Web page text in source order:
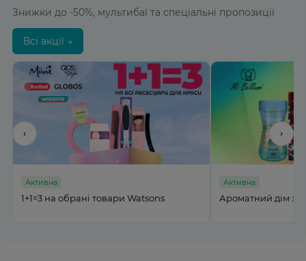
Знижки до -50%, мультибаї та спеціальні пропозиції
Всі акції →
‹
Активна
1+1=3 на обрані товари Watsons
Активна
Ароматний дім з
›